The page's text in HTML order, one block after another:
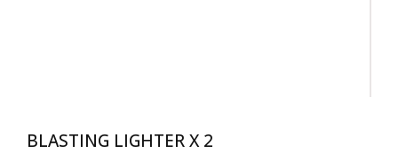
BLASTING LIGHTER X 2